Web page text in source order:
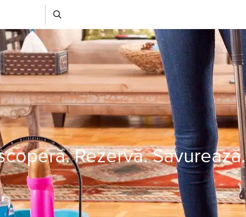
Rezervă. Savurează.